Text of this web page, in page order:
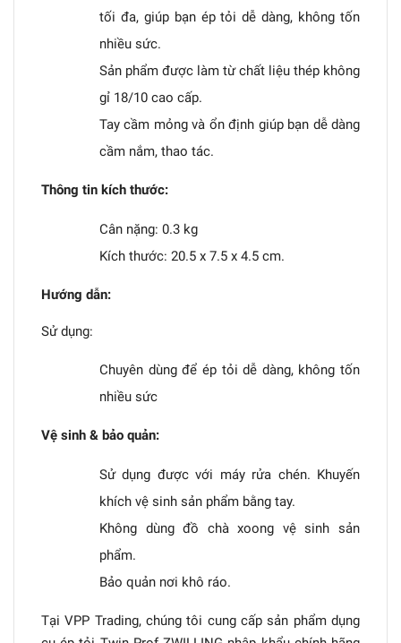
tối đa, giúp bạn ép tỏi dễ dàng, không tốn
nhiều sức.
Sản phẩm được làm từ chất liệu thép không
gỉ 18/10 cao cấp.
Tay cầm mỏng và ổn định giúp bạn dễ dàng
cầm nắm, thao tác.
Thông tin kích thước:
Cân nặng: 0.3 kg
Kích thước: 20.5 x 7.5 x 4.5 cm.
Hướng dẫn:
Sử dụng:
Chuyên dùng để ép tỏi dễ dàng, không tốn
nhiều sức
Vệ sinh & bảo quản:
Sử dụng được với máy rửa chén. Khuyến
khích vệ sinh sản phẩm bằng tay.
Không dùng đồ chà xoong vệ sinh sản
phẩm.
Bảo quản nơi khô ráo.
Tại VPP Trading, chúng tôi cung cấp sản phẩm dụng